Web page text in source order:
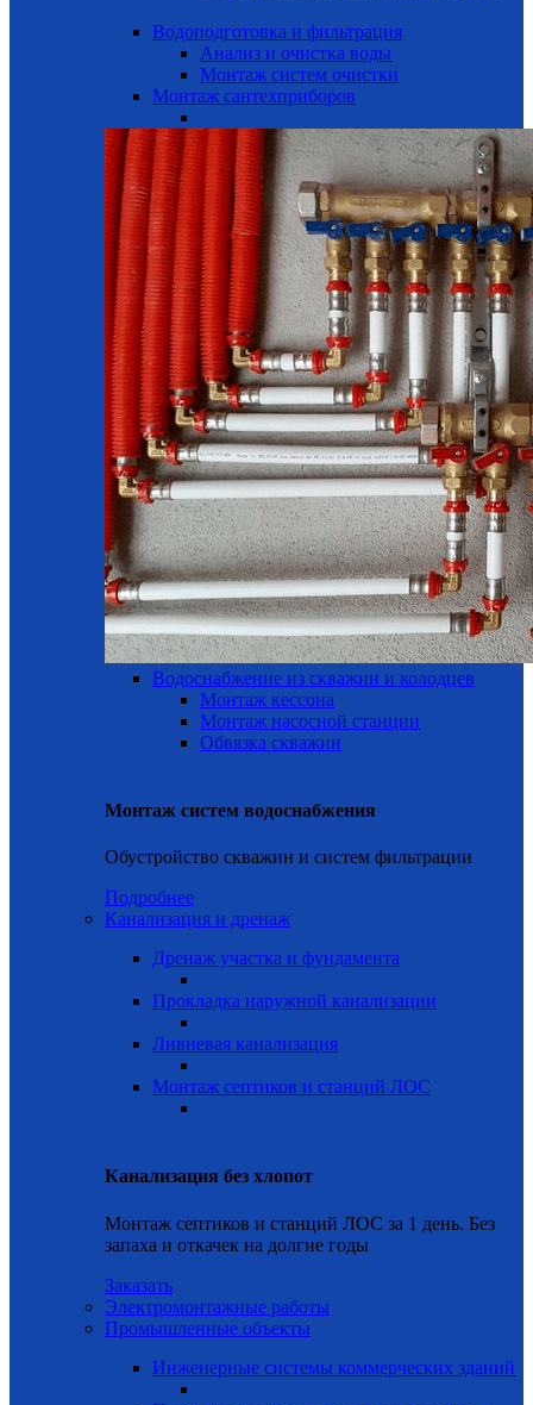
Водоподготовка и фильтрация
Анализ и очистка воды
Монтаж систем очистки
Монтаж сантехприборов
Водоснабжение из скважин и колодцев
Монтаж кессона
Монтаж насосной станции
Обвязка скважин
Монтаж систем водоснабжения
Обустройство скважин и систем фильтрации
Подробнее
Канализация и дренаж
Дренаж участка и фундамента
Прокладка наружной канализации
Ливневая канализация
Монтаж септиков и станций ЛОС
Канализация без хлопот
Монтаж септиков и станций ЛОС за 1 день. Без
запаха и откачек на долгие годы
Заказать
Электромонтажные работы
Промышленные объекты
Инженерные системы коммерческих зданий